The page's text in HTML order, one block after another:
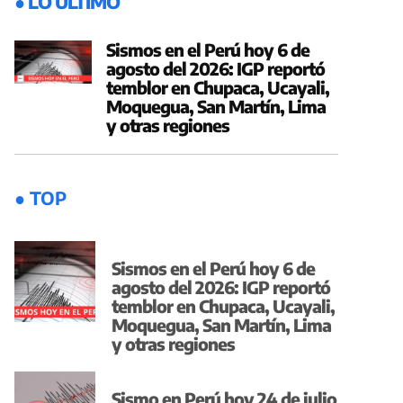
Sismos en el Perú hoy 6 de
agosto del 2026: IGP reportó
temblor en Chupaca, Ucayali,
Moquegua, San Martín, Lima
y otras regiones
● TOP
Sismos en el Perú hoy 6 de
agosto del 2026: IGP reportó
temblor en Chupaca, Ucayali,
Moquegua, San Martín, Lima
y otras regiones
Sismo en Perú hoy 24 de julio